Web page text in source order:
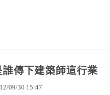
誰傳下建築師這行業
/09/30 15:47